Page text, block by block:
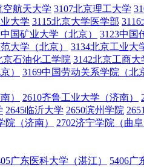
空航天大学 3107北京理工大学
大学 3115北京大学医学部
国矿业大学（北京） 3123中国
大学（北京） 3134北京工业大
京石油化工学院 3142北京工商大
）
3169中国劳动关系学院（北
） 2610齐鲁工业大学（济南）
2645临沂大学 2650滨州学院
院（济南） 2702济宁学院（曲阜
广东医科大学（湛江） 5406广